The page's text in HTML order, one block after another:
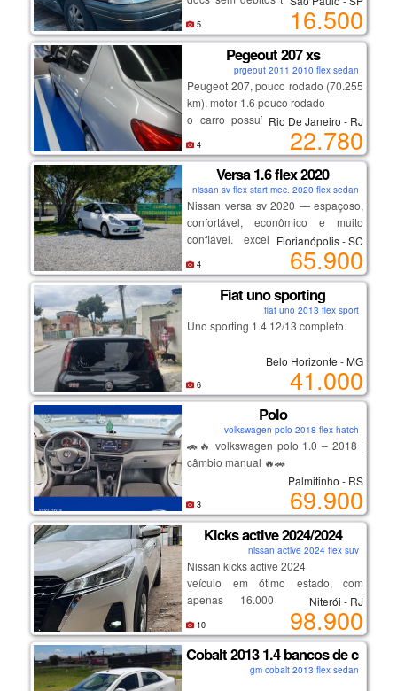
há mais de 20 anos no mercado,
com mais de 100 veículos em
estoque
nome. bancos com ajuste de altura,
motor e cambio ok. carro funcional
de uso diario muito bom de andar.
16.500
5
Pegeout 207 xs
prgeout 2011 2010 flex sedan
Peugeot 207, pouco rodado (70.255
km). motor 1.6 pouco rodado
o carro possui ar condicionado e
vidros e travas elétricas.
além disso, está com ipva pago,
trazendo ainda mais tranquilidade
ao novo proprietário, carro de
garagem coberta, uso familiaar.
Rio De Janeiro - RJ
22.780
4
Versa 1.6 flex 2020
nissan sv flex start mec. 2020 flex sedan
Nissan versa sv 2020 — espaçoso,
confortável, econômico e muito
confiável. excelente opção para
família, aplicativo ou quem busca
um sedã completo com baixo custo
de manutenção.
excelente espaço interno e porta-
malas
conforto e dirigibilidade
manutenção em dia
carro impecável, sem detalhes
Florianópolis - SC
65.900
4
Fiat uno sporting
fiat uno 2013 flex sport
Uno sporting 1.4 12/13 completo.
Belo Horizonte - MG
41.000
6
Polo
volkswagen polo 2018 flex hatch
🚗🔥 volkswagen polo 1.0 – 2018 |
câmbio manual 🔥🚗
✅ ano 2018
✅ único dono
✅ apenas 21.000 km rodados
✅ chave reserva
✅ excelente estado de conservação
✅ econômico, confortável e
confiável
✅ manual do proprietário
✅ 4 pneus novos
✅ revisado
✅ sem sinistro
Palmitinho - RS
69.900
3
Kicks active 2024/2024
nissan active 2024 flex suv
Nissan kicks active 2024
veículo em ótimo estado, com
apenas 16.000 km rodados.
econômico, confortável e ideal para
o dia a dia. motor 1.6, câmbio
automático, direção elétrica, ar-
condicionado, vidros e travas
Niterói - RJ
98.900
10
Cobalt 2013 1.4 bancos de couro
gm cobalt 2013 flex sedan